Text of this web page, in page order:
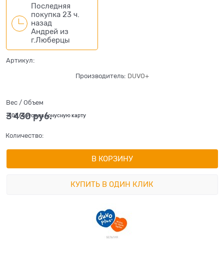
Последняя
покупка 23 ч.
назад
Андрей из
г.Люберцы
Артикул:
Производитель: DUVO+
Вес / Объем
3 430 руб.
+103 бонуса на бонусную карту
Количество:
В КОРЗИНУ
КУПИТЬ В ОДИН КЛИК